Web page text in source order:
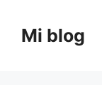
contenido
Mi blog